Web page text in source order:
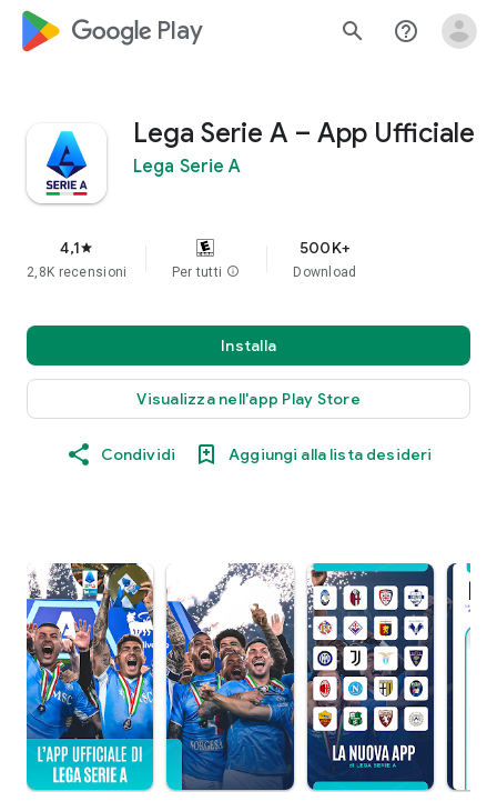
google_logo Play search help_outline
Lega Serie A – App Ufficiale
Lega Serie A
4,1star
2,8K recensioni Per tutti info
500K+
Download
Installa
Visualizza nell'app Play Store
Condividi Aggiungi alla lista desideri